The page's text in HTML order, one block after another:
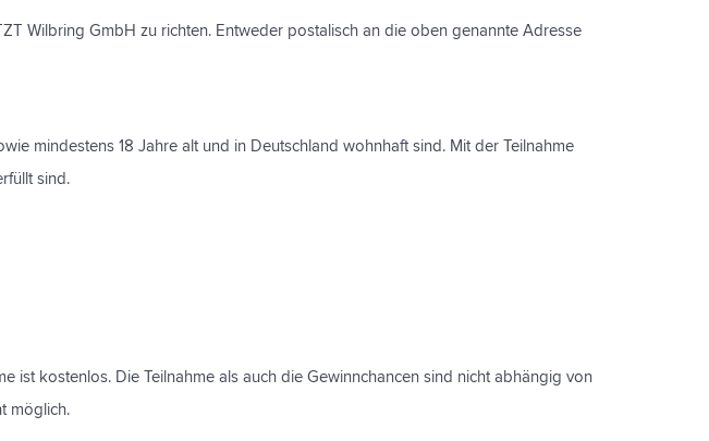
Wilbring GmbH zu richten. Entweder postalisch an die oben genannte Adresse
mindestens 18 Jahre alt und in Deutschland wohnhaft sind. Mit der Teilnahme
sind.
ist kostenlos. Die Teilnahme als auch die Gewinnchancen sind nicht abhängig von
möglich.